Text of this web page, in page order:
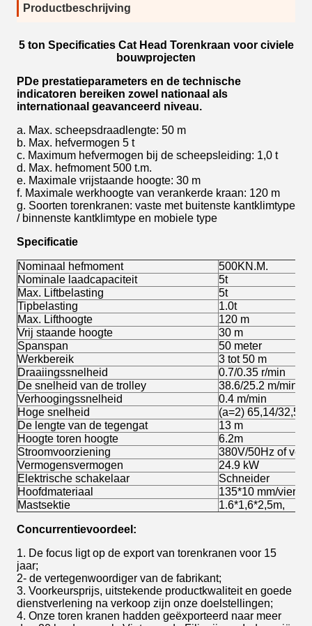
Productbeschrijving
5 ton Specificaties Cat Head Torenkraan voor civiele
bouwprojecten
P De prestatieparameters en de technische
indicatoren bereiken zowel nationaal als
internationaal geavanceerd niveau.
a. Max. scheepsdraadlengte: 50 m
b. Max. hefvermogen 5 t
c. Maximum hefvermogen bij de scheepsleiding: 1,0 t
d. Max. hefmoment 500 t.m.
e. Maximale vrijstaande hoogte: 30 m
f. Maximale werkhoogte van verankerde kraan: 120 m
g. Soorten torenkranen: vaste met buitenste kantklimtype
/ binnenste kantklimtype en mobiele type
Specificatie
Nominaal hefmoment
500KN.M.
Nominale laadcapaciteit
5t
Max. Liftbelasting
5t
Tipbelasting
1.0t
Max. Lifthoogte
120 m
Vrij staande hoogte
30 m
Spanspan
50 meter
Werkbereik
3 tot 50 m
Draaiingssnelheid
0.7/0.35 r/min
De snelheid van de trolley
38.6/25.2 m/min
Verhoogingssnelheid
0.4 m/min
Hoge snelheid
(a=2) 65,14/
De lengte van de tegengat
13 m
Hoogte toren hoogte
6.2m
Stroomvoorziening
380V/50Hz of
Vermogensvermogen
24.9 kW
Elektrische schakelaar
Schneider
Hoofdmateriaal
135*10 mm/
Mastsektie
1.6*1,6*2,5m,
Concurrentievoordeel:
1. De focus ligt op de export van torenkranen voor 15
jaar;
2- de vertegenwoordiger van de fabrikant;
3. Voorkeursprijs, uitstekende productkwaliteit en goede
dienstverlening na verkoop zijn onze doelstellingen;
4. Onze toren kranen hadden geëxporteerd naar meer